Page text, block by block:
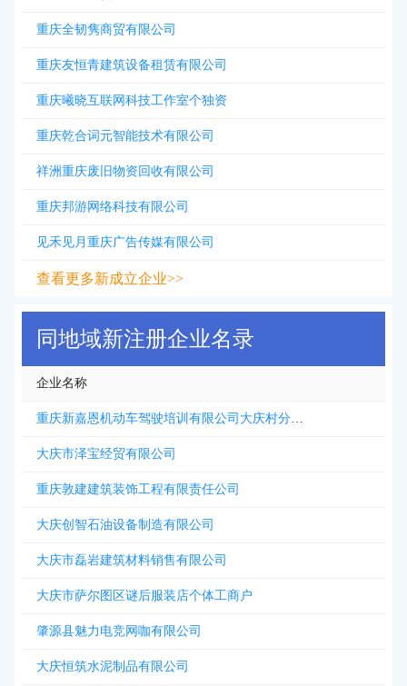
重庆全韧隽商贸有限公司
重庆友恒青建筑设备租赁有限公司
重庆曦晓互联网科技工作室个独资
重庆乾合词元智能技术有限公司
祥洲重庆废旧物资回收有限公司
重庆邦游网络科技有限公司
见禾见月重庆广告传媒有限公司
查看更多新成立企业>>
同地域新注册企业名录
企业名称
重庆新嘉恩机动车驾驶培训有限公司大庆村分公司
大庆市泽宝经贸有限公司
重庆敦建建筑装饰工程有限责任公司
大庆创智石油设备制造有限公司
大庆市磊岩建筑材料销售有限公司
大庆市萨尔图区谜后服装店个体工商户
肇源县魅力电竞网咖有限公司
大庆恒筑水泥制品有限公司